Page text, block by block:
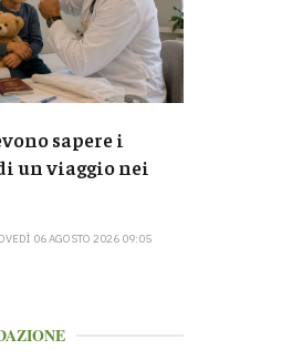
sapere i
un viaggio nei
06 AGOSTO 2026 09:05